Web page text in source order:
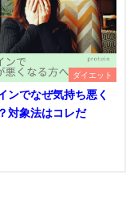
ダイエット
ンでなぜ気持ち悪く
対象法はコレだ